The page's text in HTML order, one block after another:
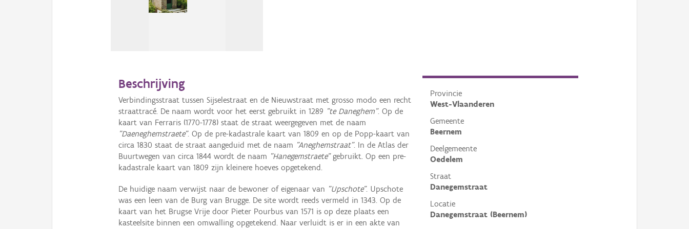
Provincie
West-Vlaanderen
Gemeente
Beernem
Deelgemeente
Oedelem
Straat
Danegemstraat
Locatie
Danegemstraat (Beernem)
Beschrijving
Verbindingsstraat tussen Sijselestraat en de Nieuwstraat met grosso modo een recht
straattracé. De naam wordt voor het eerst gebruikt in 1289 "te Daneghem". Op de
kaart van Ferraris (1770-1778) staat de straat weergegeven met de naam
"Daeneghemstraete". Op de pre-kadastrale kaart van 1809 en op de Popp-kaart van
circa 1830 staat de straat aangeduid met de naam "Aneghemstraat". In de Atlas der
Buurtwegen van circa 1844 wordt de naam "Hanegemstraete"gebruikt. Op een pre-
kadastrale kaart van 1809 zijn kleinere hoeves opgetekend.
De huidige naam verwijst naar de bewoner of eigenaar van "Upschote". Upschote
was een leen van de Burg van Brugge. De site wordt reeds vermeld in 1343. Op de
kaart van het Brugse Vrije door Pieter Pourbus van 1571 is op deze plaats een
kasteelsite binnen een omwalling opgetekend. Naar verluidt is er in een akte van